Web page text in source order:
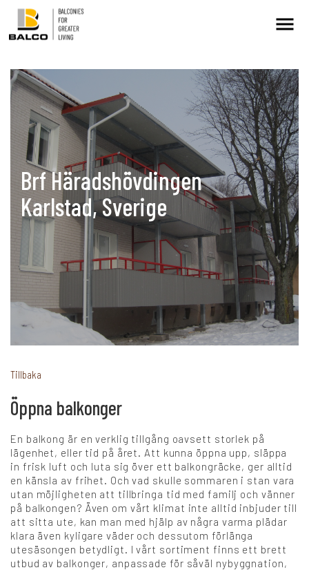
Kontakt/Service Intresseanmälan
Balkongrenovering
+
Hållbarhet
+
Språk:
SV DK NO FI DE
NL UK CH PL
Brf Häradshövdingen
Karlstad, Sverige
Tillbaka
Öppna balkonger
En balkong är en verklig tillgång oavsett storlek på
lägenhet, eller tid på året. Att kunna öppna upp, släppa
in frisk luft och luta sig över ett balkongräcke, ger alltid
en känsla av frihet. Och vad skulle sommaren i stan vara
utan möjligheten att tillbringa tid med familj och vänner
på balkongen? Även om vårt klimat inte alltid inbjuder till
att sitta ute, kan man med hjälp av några varma plädar
klara även kyligare väder och dessutom förlänga
utesäsongen betydligt. I vårt sortiment finns ett brett
utbud av balkonger, anpassade för såväl nybyggnation,